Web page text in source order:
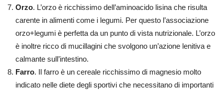
Orzo. L’orzo è ricchissimo dell’aminoacido lisina che risulta
carente in alimenti come i legumi. Per questo l’associazione
orzo+legumi è perfetta da un punto di vista nutrizionale. L’orzo
è inoltre ricco di mucillagini che svolgono un’azione lenitiva e
calmante sull’intestino.
Farro. Il farro è un cereale ricchissimo di magnesio molto
indicato nelle diete degli sportivi che necessitano di importanti